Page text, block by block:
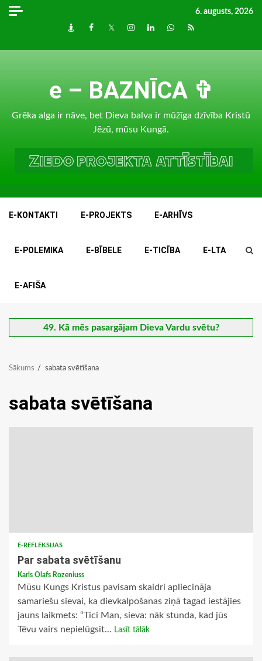
Skip
6. augusts, 2026
DraugiemFacebook
TwitterInstagram
LinkedInwhatsapp
RSS
e – BAZNĪCA ✞
Grēka alga ir nāve, bet Dieva balva ir mūžīga dzīvība Kristū
Jēzū, mūsu Kungā.
E-KONTAKTI E-PROJEKTS E-ARHĪVS
E-POLEMIKA E-BĪBELE E-TICĪBA E-LTA
E-AFIŠA
49. Kā mēs pasargājam Dieva Vardu svētu?
Sākums sabata svētīšana
sabata svētīšana
E-REFLEKSIJAS
Par sabata svētīšanu
Karls Olafs Rozeniuss
Mūsu Kungs Kristus pavisam skaidri apliecināja
samariešu sievai, ka dievkalpošanas ziņā tagad iestājies
jauns laikmets: “Tici Man, sieva: nāk stunda, kad jūs
Tēvu vairs nepielūgsit... Lasīt tālāk